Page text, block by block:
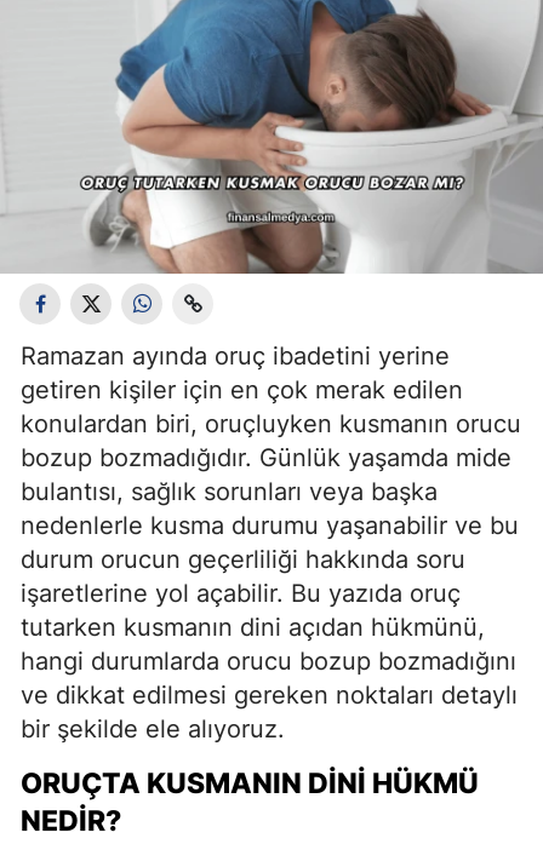
Ramazan ayında oruç ibadetini yerine
getiren kişiler için en çok merak edilen
konulardan biri, oruçluyken kusmanın orucu
bozup bozmadığıdır. Günlük yaşamda mide
bulantısı, sağlık sorunları veya başka
nedenlerle kusma durumu yaşanabilir ve bu
durum orucun geçerliliği hakkında soru
işaretlerine yol açabilir. Bu yazıda oruç
tutarken kusmanın dini açıdan hükmünü,
hangi durumlarda orucu bozup bozmadığını
ve dikkat edilmesi gereken noktaları detaylı
bir şekilde ele alıyoruz.
ORUÇTA KUSMANIN DINI HÜKMÜ
NEDIR?